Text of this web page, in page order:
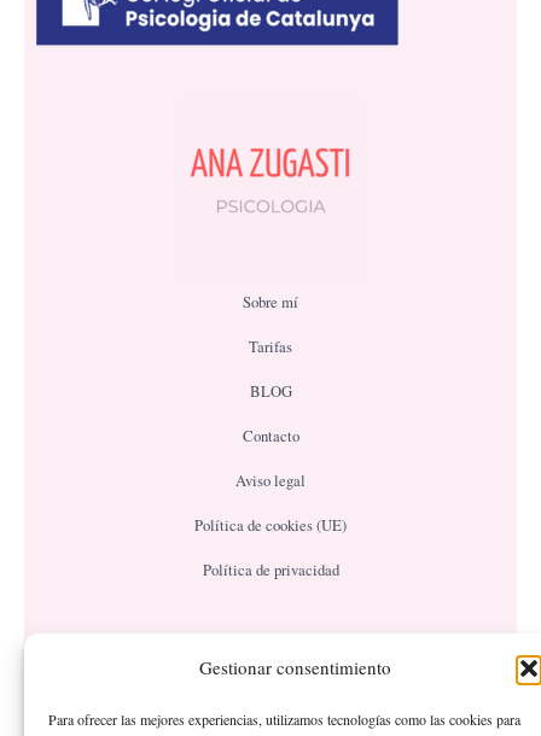
Gestionar consentimiento
Para ofrecer las mejores experiencias, utilizamos tecnologías como las cookies para
Sobre mí
Tarifas
BLOG
Contacto
Aviso legal
Política de cookies (UE)
Política de privacidad
Terapia infantil/adolescente